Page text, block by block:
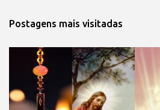
Postagens mais visitadas